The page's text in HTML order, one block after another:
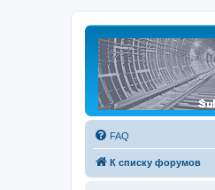
FAQ
К списку форумов